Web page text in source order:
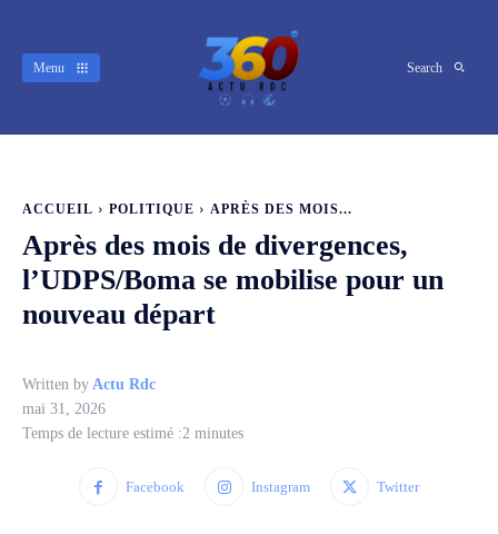
Menu Search
ACCUEIL POLITIQUE APRÈS DES MOIS...
Après des mois de divergences,
l’UDPS/Boma se mobilise pour un
nouveau départ
Written by Actu Rdc
mai 31, 2026
Temps de lecture estimé :2 minutes
Facebook Instagram Twitter